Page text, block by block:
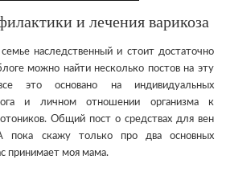
и лечения варикоза
наследственный и стоит достаточно
можно найти несколько постов на эту
это основано на индивидуальных
и личном отношении организма к
Общий пост о средствах для вен
пока скажу только про два основных
принимает моя мама.